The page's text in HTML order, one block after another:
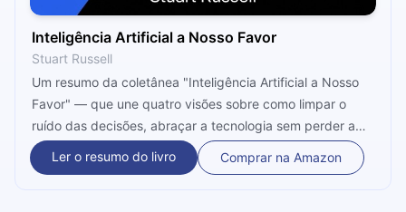
Inteligência Artificial a Nosso Favor
Stuart Russell
Um resumo da coletânea "Inteligência Artificial a Nosso
Favor" — que une quatro visões sobre como limpar o
ruído das decisões, abraçar a tecnologia sem perder a
essência humana, tirar as máscaras emocionais e gastar
a energia vital com o que realmente importa.
Ler o resumo do livro Comprar na Amazon